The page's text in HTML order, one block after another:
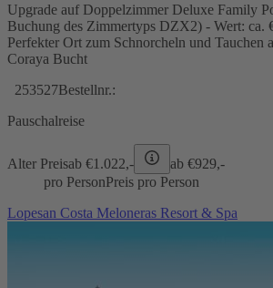
Upgrade auf Doppelzimmer Deluxe Family
Buchung des Zimmertyps DZX2) - Wert: ca.
Perfekter Ort zum Schnorcheln und Tauchen
Coraya Bucht
253527Bestellnr.:
Pauschalreise
Alter Preisab €1.022,- ab €929,-
pro PersonPreis pro Person
Lopesan Costa Meloneras Resort & Spa